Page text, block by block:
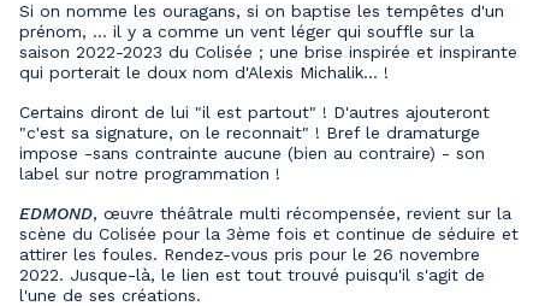
Si on nomme les ouragans, si on baptise les tempêtes d'un
prénom, ... il y a comme un vent léger qui souffle sur la
saison 2022-2023 du Colisée ; une brise inspirée et inspirante
qui porterait le doux nom d'Alexis Michalik... !
Certains diront de lui "il est partout" ! D'autres ajouteront
"c'est sa signature, on le reconnait" ! Bref le dramaturge
impose -sans contrainte aucune (bien au contraire) - son
label sur notre programmation !
EDMOND, œuvre théâtrale multi récompensée, revient sur la
scène du Colisée pour la 3ème fois et continue de séduire et
attirer les foules. Rendez-vous pris pour le 26 novembre
2022. Jusque-là, le lien est tout trouvé puisqu'il s'agit de
l'une de ses créations.